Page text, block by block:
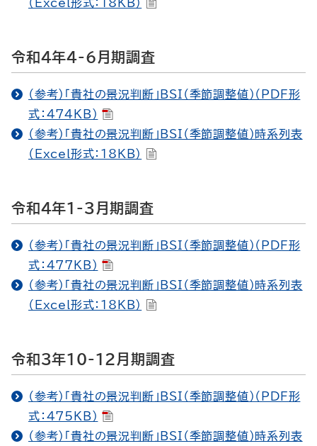
（Excel形式：18KB）
令和4年4-6月期調査
（参考）「貴社の景況判断」BSI（季節調整値）（PDF形
式：474KB）
（参考）「貴社の景況判断」BSI（季節調整値）時系列表
（Excel形式：18KB）
令和4年1-3月期調査
（参考）「貴社の景況判断」BSI（季節調整値）（PDF形
式：477KB）
（参考）「貴社の景況判断」BSI（季節調整値）時系列表
（Excel形式：18KB）
令和3年10-12月期調査
（参考）「貴社の景況判断」BSI（季節調整値）（PDF形
式：475KB）
（参考）「貴社の景況判断」BSI（季節調整値）時系列表